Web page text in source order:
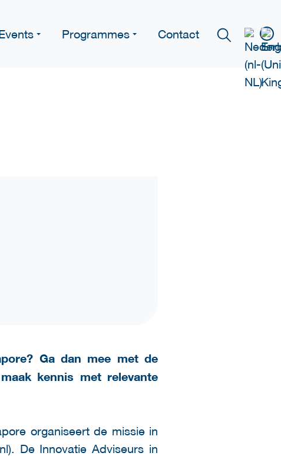
Programmes Contact
Ga dan mee met de
kennis met relevante
organiseert de missie in
De Innovatie Adviseurs in